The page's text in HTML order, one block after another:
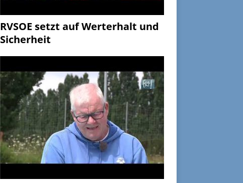
RVSOE setzt auf Werterhalt und
Sicherheit